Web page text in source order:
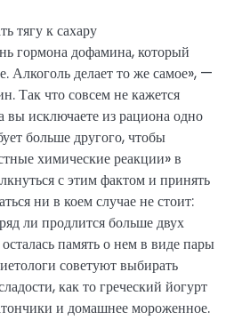
тягу к сахару
гормона дофамина, который
Алкоголь делает то же самое», —
Так что совсем не кажется
вы исключаете из рациона одно
больше другого, чтобы
химические реакции» в
с этим фактом и принять
ни в коем случае не стоит:
ли продлится больше двух
память о нем в виде пары
советуют выбирать
как то греческий йогурт
и домашнее мороженное.